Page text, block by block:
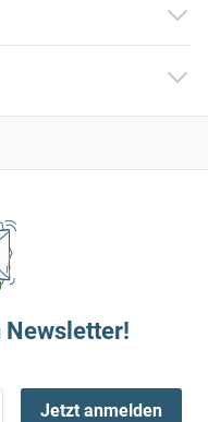
Newsletter!
Jetzt anmelden